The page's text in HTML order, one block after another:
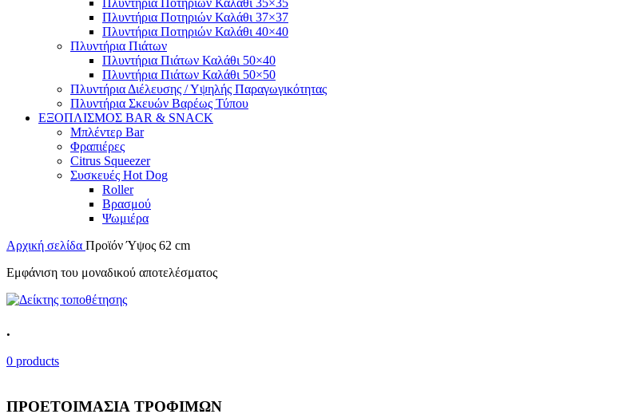
Πλυντήρια Ποτηριών Καλάθι 35×35
Πλυντήρια Ποτηριών Καλάθι 37×37
Πλυντήρια Ποτηριών Καλάθι 40×40
Πλυντήρια Πιάτων
Πλυντήρια Πιάτων Καλάθι 50×40
Πλυντήρια Πιάτων Καλάθι 50×50
Πλυντήρια Διέλευσης / Υψηλής Παραγωγικότητας
Πλυντήρια Σκευών Βαρέως Τύπου
ΕΞΟΠΛΙΣΜΟΣ BAR & SNACK
Μπλέντερ Bar
Φραπιέρες
Citrus Squeezer
Συσκευές Hot Dog
Roller
Βρασμού
Ψωμιέρα
Αρχική σελίδα Προϊόν Ύψος 62 cm
Εμφάνιση του μοναδικού αποτελέσματος
.
0 products
ΠΡΟΕΤΟΙΜΑΣΙΑ ΤΡΟΦΙΜΩΝ